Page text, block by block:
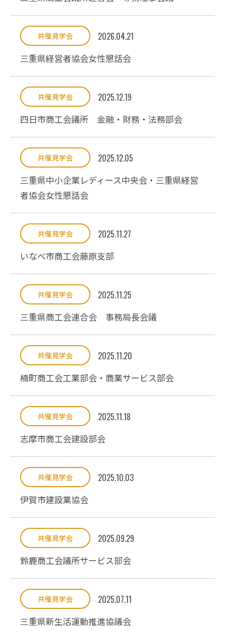
共催見学会 2026.04.21
三重県経営者協会女性懇話会
共催見学会 2025.12.19
四日市商工会議所 金融・財務・法務部会
共催見学会 2025.12.05
三重県中小企業レディース中央会・三重県経営
者協会女性懇話会
共催見学会 2025.11.27
いなべ市商工会藤原支部
共催見学会 2025.11.25
三重県商工会連合会 事務局長会議
共催見学会 2025.11.20
楠町商工会工業部会・商業サービス部会
共催見学会 2025.11.18
志摩市商工会建設部会
共催見学会 2025.10.03
伊賀市建設業協会
共催見学会 2025.09.29
鈴鹿商工会議所サービス部会
共催見学会 2025.07.11
三重県新生活運動推進協議会